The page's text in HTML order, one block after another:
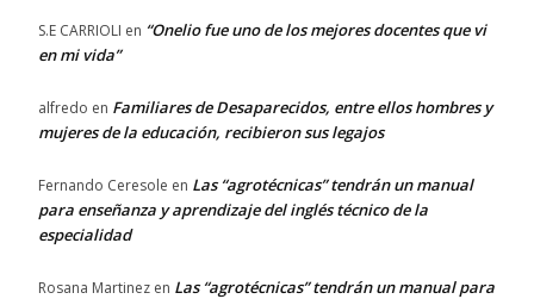
S.E CARRIOLI en “Onelio fue uno de los mejores docentes que vi
en mi vida”
alfredo en Familiares de Desaparecidos, entre ellos hombres y
mujeres de la educación, recibieron sus legajos
Fernando Ceresole en Las “agrotécnicas” tendrán un manual
para enseñanza y aprendizaje del inglés técnico de la
especialidad
Rosana Martinez en Las “agrotécnicas” tendrán un manual para